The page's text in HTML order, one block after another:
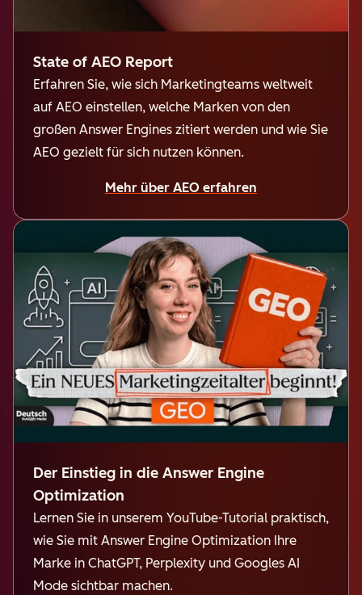
State of AEO Report
Erfahren Sie, wie sich Marketingteams weltweit
auf AEO einstellen, welche Marken von den
großen Answer Engines zitiert werden und wie Sie
AEO gezielt für sich nutzen können.
Mehr über AEO erfahren
Der Einstieg in die Answer Engine
Optimization
Lernen Sie in unserem YouTube-Tutorial praktisch,
wie Sie mit Answer Engine Optimization Ihre
Marke in ChatGPT, Perplexity und Googles AI
Mode sichtbar machen.